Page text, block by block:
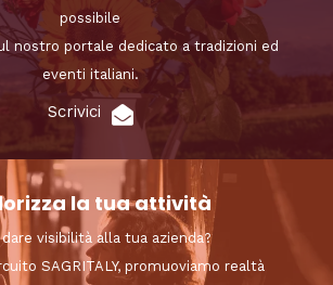
possibile
nostro portale dedicato a tradizioni ed
eventi italiani.
Scrivici
la tua attività
dare visibilità alla tua azienda?
SAGRITALY, promuoviamo realtà